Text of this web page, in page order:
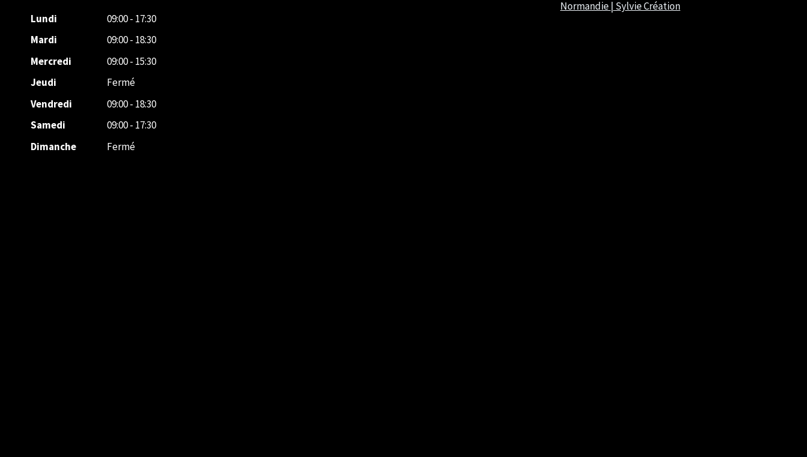
Lundi
09:00 - 17:30
Mardi
09:00 - 18:30
Mercredi
09:00 - 15:30
Jeudi
Fermé
Vendredi
09:00 - 18:30
Samedi
09:00 - 17:30
Dimanche
Fermé
Normandie | Sylvie Création